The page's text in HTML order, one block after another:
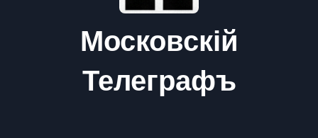
Московскій
Телеграфъ